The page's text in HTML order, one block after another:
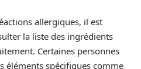
allergiques, il est
la liste des ingrédients
Certaines personnes
éléments spécifiques comme